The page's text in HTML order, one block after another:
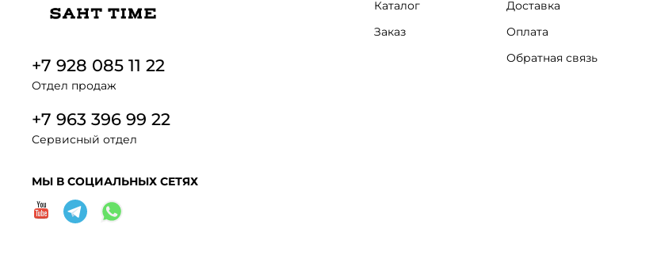
Каталог
Заказ
Доставка
Оплата
Обратная связь
+7 928 085 11 22
Отдел продаж
+7 963 396 99 22
Сервисный отдел
МЫ В СОЦИАЛЬНЫХ СЕТЯХ